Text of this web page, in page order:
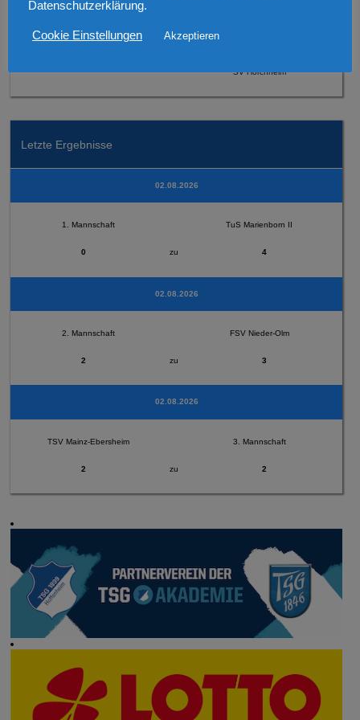
SV Horchheim
Letzte Ergebnisse
02.08.2026
1. Mannschaft TuS Marienborn II
0 zu 4
02.08.2026
2. Mannschaft FSV Nieder-Olm
2 zu 3
02.08.2026
TSV Mainz-Ebersheim 3. Mannschaft
2 zu 2
Datenschutzerklärung.
Cookie Einstellungen Akzeptieren